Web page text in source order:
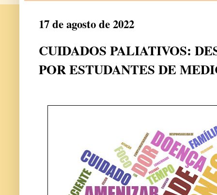
17 de agosto de 2022
CUIDADOS PALIATIVOS:
POR ESTUDANTES DE